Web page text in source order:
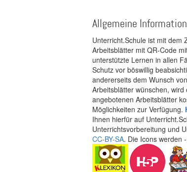
Allgemeine
Unterricht.Schule ist mit dem
Arbeitsblätter mit QR-Code
unterstützte Lernen in allen
Schutz vor böswillig
andererseits dem Wunsch
Arbeitsblätter wünschen, wird
angebotenen Arbeitsblätter
Möglichkeiten zur Verfügung.
Ihnen hierfür auf
Unterrichtsvorbereitung und
CC-BY-SA. Die Icons werden